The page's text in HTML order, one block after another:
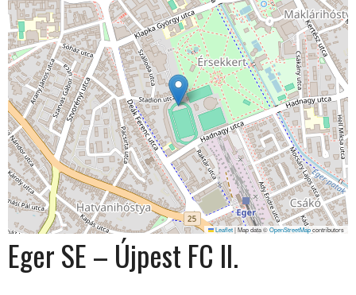
Leaflet|Map data ©OpenStreetMapcontributors
Eger SE – Újpest FC II.